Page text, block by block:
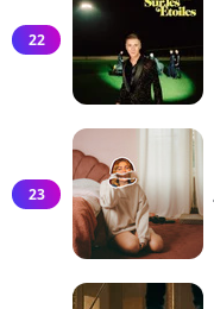
22
23